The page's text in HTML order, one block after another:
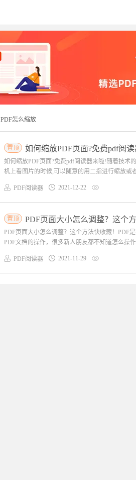
PDF怎么缩放
置顶 如何缩放PDF页面?免费pdf阅
如何缩放PDF页面?免费pdf阅读器来啦!随着技术
机上看图片的时候,可以随意的用二指进行缩放或
PDF阅读器 2021-12-22
置顶 PDF页面大小怎么调整？这个方
PDF页面大小怎么调整？这个方法快收藏！PDF
PDF文档的操作，很多新人朋友都不知道怎么操
PDF阅读器 2021-11-29